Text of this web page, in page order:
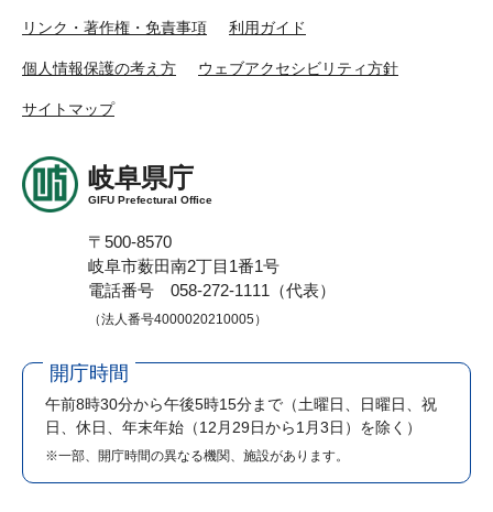
リンク・著作権・免責事項 利用ガイド
個人情報保護の考え方 ウェブアクセシビリティ方針
サイトマップ
岐阜県庁
GIFU Prefectural Office
〒500-8570
岐阜市薮田南2丁目1番1号
電話番号 058-272-1111（代表）
（法人番号4000020210005）
開庁時間
午前8時30分から午後5時15分まで （土曜日、日曜日、祝
日、休日、年末年始（12月29日から1月3日）を除く）
※一部、開庁時間の異なる機関、施設があります。